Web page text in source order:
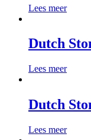
Lees meer
Dutch
Lees meer
Dutch
Lees meer